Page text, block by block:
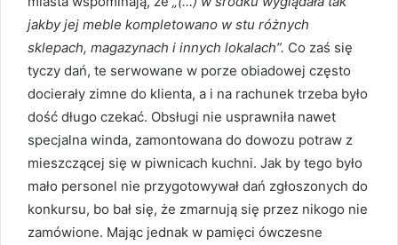
jakby jej meble kompletowano w stu różnych
sklepach, magazynach i innych lokalach”. Co zaś się
tyczy dań, te serwowane w porze obiadowej często
docierały zimne do klienta, a i na rachunek trzeba było
dość długo czekać. Obsługi nie usprawniła nawet
specjalna winda, zamontowana do dowozu potraw z
mieszczącej się w piwnicach kuchni. Jak by tego było
mało personel nie przygotowywał dań zgłoszonych do
konkursu, bo bał się, że zmarnują się przez nikogo nie
zamówione. Mając jednak w pamięci ówczesne